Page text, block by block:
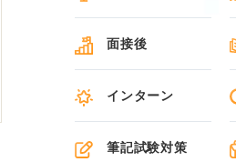
面接後
インターン
筆記試験対策